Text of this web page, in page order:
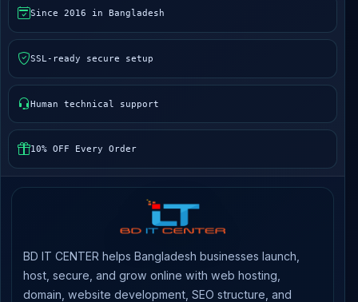
Since 2016 in Bangladesh
SSL-ready secure setup
Human technical support
10% OFF Every Order
BD IT CENTER helps Bangladesh businesses launch,
host, secure, and grow online with web hosting,
domain, website development, SEO structure, and